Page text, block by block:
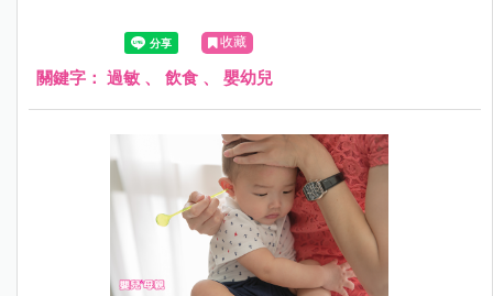
收藏
關鍵字： 過敏 、 飲食 、 嬰幼兒